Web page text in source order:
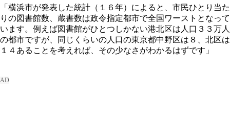
「横浜市が発表した統計（１６年）によると、市民ひとり当た
りの図書館数、蔵書数は政令指定都市で全国ワーストとなって
います。例えば図書館がひとつしかない港北区は人口３３万人
の都市ですが、同じくらいの人口の東京都中野区は８、北区は
１４あることを考えれば、その少なさがわかるはずです」